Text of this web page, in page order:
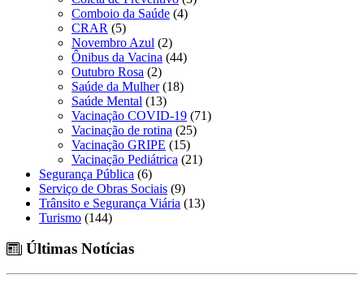
Comboio da Saúde (4)
CRAR (5)
Novembro Azul (2)
Ônibus da Vacina (44)
Outubro Rosa (2)
Saúde da Mulher(18)
Saúde Mental (13)
Vacinação COVID-19 (71)
Vacinação de rotina (25)
Vacinação GRIPE (15)
Vacinação Pediátrica (21)
Segurança Pública (6)
Serviço de Obras Sociais (9)
Trânsito e Segurança Viária (13)
Turismo (144)
Últimas Notícias